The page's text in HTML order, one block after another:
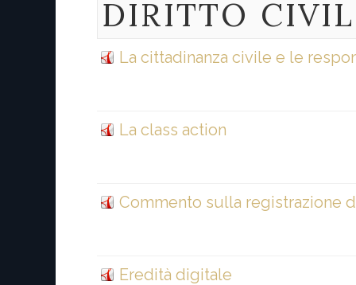
DIRITTO
La cittadinanza civile e le
La class action
Commento sulla registrazione
Eredità digitale